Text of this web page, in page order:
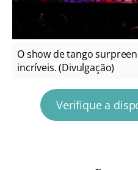
O show de tango
incríveis. (Divulgação)
Verifique a